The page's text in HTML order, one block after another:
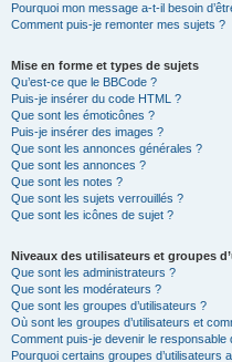
Pourquoi mon message a-t-il besoin
Comment puis-je remonter mes sujets ?
Mise en forme et types de sujets
Qu’est-ce que le BBCode ?
Puis-je insérer du code HTML ?
Que sont les émoticônes ?
Puis-je insérer des images ?
Que sont les annonces générales ?
Que sont les annonces ?
Que sont les notes ?
Que sont les sujets verrouillés ?
Que sont les icônes de sujet ?
Niveaux des utilisateurs et groupes
Que sont les administrateurs ?
Que sont les modérateurs ?
Que sont les groupes d’utilisateurs ?
Où sont les groupes d’utilisateurs et
Comment puis-je devenir le responsable
Pourquoi certains groupes